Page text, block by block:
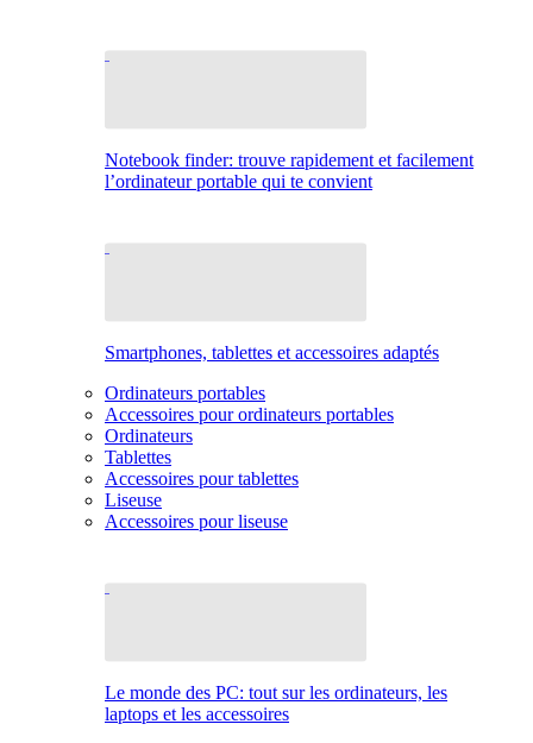
Notebook finder: trouve rapidement et facilement
l’ordinateur portable qui te convient
Smartphones, tablettes et accessoires adaptés
Ordinateurs portables
Accessoires pour ordinateurs portables
Ordinateurs
Tablettes
Accessoires pour tablettes
Liseuse
Accessoires pour liseuse
Le monde des PC: tout sur les ordinateurs, les
laptops et les accessoires